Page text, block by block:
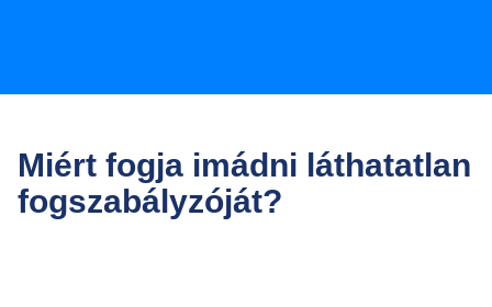
Miért fogja imádni láthatatlan
fogszabályzóját?